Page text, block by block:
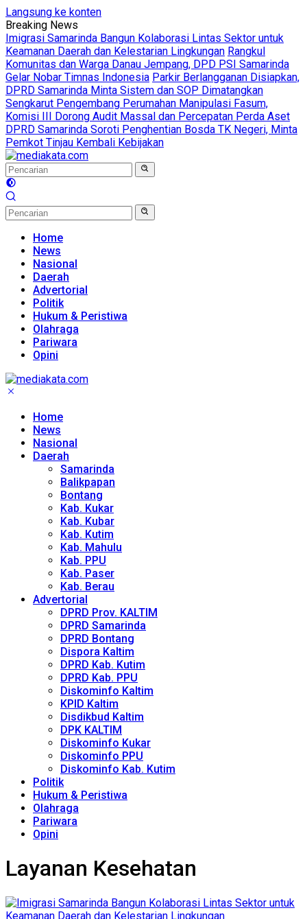
Langsung ke konten
Breaking News
Imigrasi Samarinda Bangun Kolaborasi Lintas Sektor untuk
Keamanan Daerah dan Kelestarian Lingkungan Rangkul
Komunitas dan Warga Danau Jempang, DPD PSI Samarinda
Gelar Nobar Timnas Indonesia Parkir Berlangganan Disiapkan,
DPRD Samarinda Minta Sistem dan SOP Dimatangkan
Sengkarut Pengembang Perumahan Manipulasi Fasum,
Komisi III Dorong Audit Massal dan Percepatan Perda Aset
DPRD Samarinda Soroti Penghentian Bosda TK Negeri, Minta
Pemkot Tinjau Kembali Kebijakan
Home
News
Nasional
Daerah
Advertorial
Politik
Hukum & Peristiwa
Olahraga
Pariwara
Opini
Home
News
Nasional
Daerah
Samarinda
Balikpapan
Bontang
Kab. Kukar
Kab. Kubar
Kab. Kutim
Kab. Mahulu
Kab. PPU
Kab. Paser
Kab. Berau
Advertorial
DPRD Prov. KALTIM
DPRD Samarinda
DPRD Bontang
Dispora Kaltim
DPRD Kab. Kutim
DPRD Kab. PPU
Diskominfo Kaltim
KPID Kaltim
Disdikbud Kaltim
DPK KALTIM
Diskominfo Kukar
Diskominfo PPU
Diskominfo Kab. Kutim
Politik
Hukum & Peristiwa
Olahraga
Pariwara
Opini
Layanan Kesehatan